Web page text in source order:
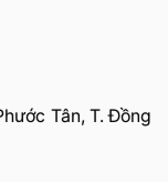
Tân, T. Đồng